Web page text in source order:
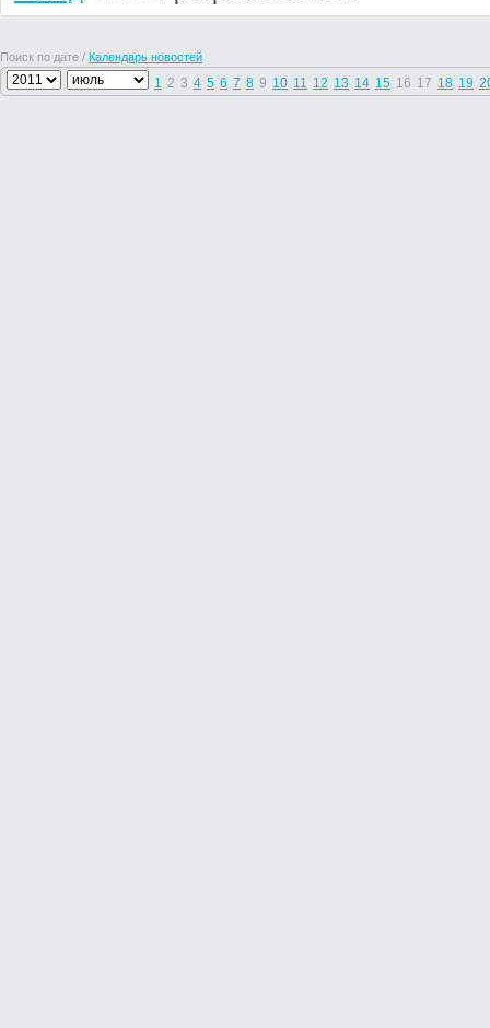
Поиск по дате / Календарь новостей
1 2 3 4 5 6 7 8 9 10 11 12 13 14 15 16 17 18 19